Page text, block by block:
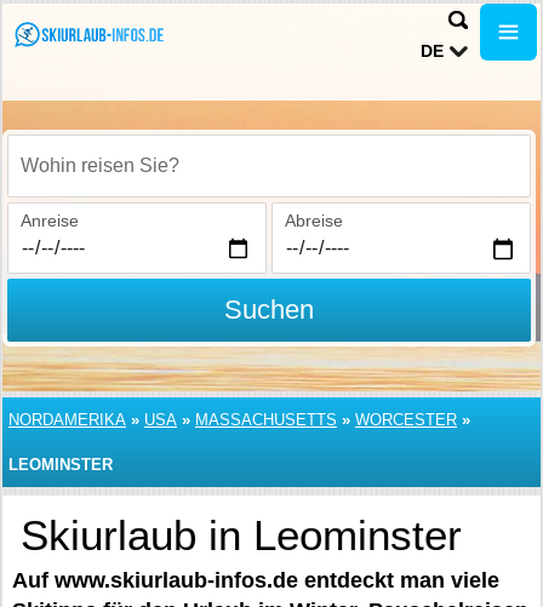
DE
Wohin reisen Sie?
Anreise Abreise
Suchen
NORDAMERIKA » USA » MASSACHUSETTS » WORCESTER »
LEOMINSTER
Skiurlaub in Leominster
Auf www.skiurlaub-infos.de entdeckt man viele